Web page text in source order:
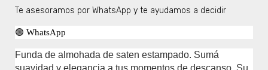
Te asesoramos por WhatsApp y te ayudamos a decidir
🟢 WhatsApp
Funda de almohada de saten estampado. Sumá
suavidad y elegancia a tus momentos de descanso. Su